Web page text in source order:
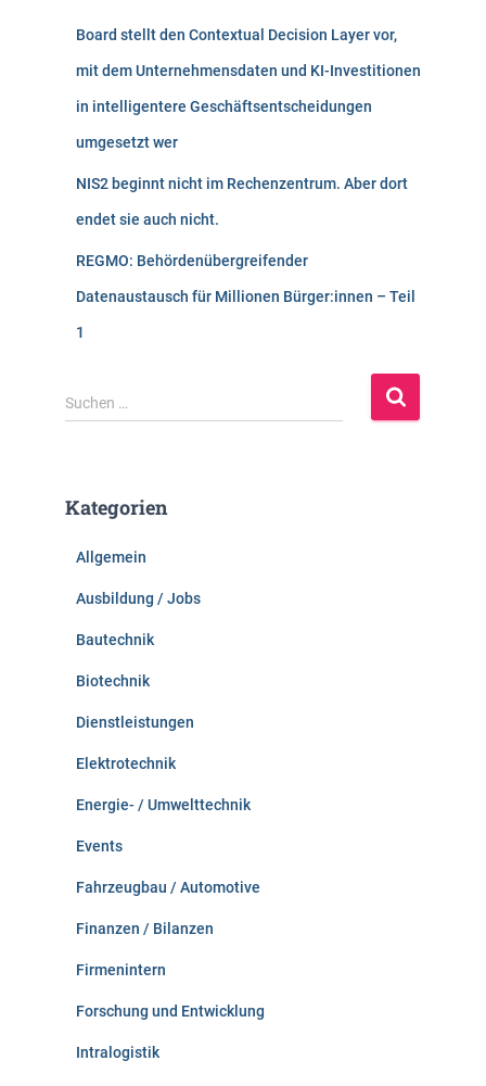
Board stellt den Contextual Decision Layer vor,
mit dem Unternehmensdaten und KI-Investitionen
in intelligentere Geschäftsentscheidungen
umgesetzt wer
NIS2 beginnt nicht im Rechenzentrum. Aber dort
endet sie auch nicht.
REGMO: Behördenübergreifender
Datenaustausch für Millionen Bürger:innen – Teil
1
S
u
n
Suchen …
Kategorien
Allgemein
Ausbildung / Jobs
Bautechnik
Biotechnik
Dienstleistungen
Elektrotechnik
Energie- / Umwelttechnik
Events
Fahrzeugbau / Automotive
Finanzen / Bilanzen
Firmenintern
Forschung und Entwicklung
Intralogistik